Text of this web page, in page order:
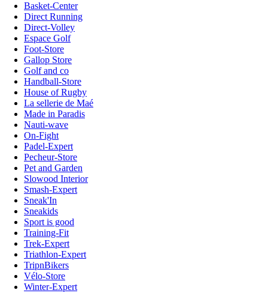
Basket-Center
Direct Running
Direct-Volley
Espace Golf
Foot-Store
Gallop Store
Golf and co
Handball-Store
House of Rugby
La sellerie de Maé
Made in Paradis
Nauti-wave
On-Fight
Padel-Expert
Pecheur-Store
Pet and Garden
Slowood Interior
Smash-Expert
Sneak'In
Sneakids
Sport is good
Training-Fit
Trek-Expert
Triathlon-Expert
TripnBikers
Vélo-Store
Winter-Expert